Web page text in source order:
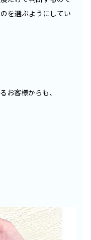
を選ぶようにしてい
お客様からも、